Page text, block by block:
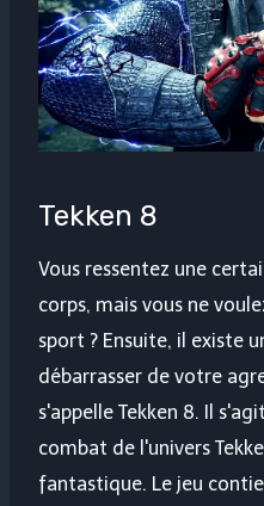
Tekken 8
Vous ressentez une
corps, mais vous ne
sport ? Ensuite, il existe
débarrasser de votre
s'appelle Tekken 8. Il
combat de l'univers
fantastique. Le jeu